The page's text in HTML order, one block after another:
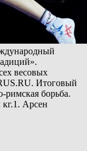
весовых
Итоговый
римская борьба.
Арсен